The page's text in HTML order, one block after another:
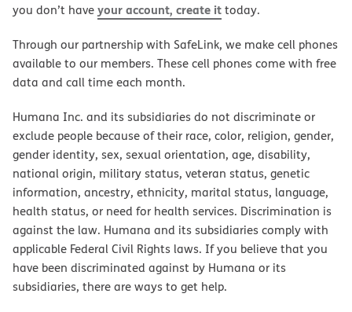
you don’t haveyour account, create ittoday.
Through our partnership with SafeLink, we make cell phones
available to our members. These cell phones come with free
data and call time each month.
Humana Inc. and its subsidiaries do not discriminate or
exclude people because of their race, color, religion, gender,
gender identity, sex, sexual orientation, age, disability,
national origin, military status, veteran status, genetic
information, ancestry, ethnicity, marital status, language,
health status, or need for health services. Discrimination is
against the law. Humana and its subsidiaries comply with
applicable Federal Civil Rights laws. If you believe that you
have been discriminated against by Humana or its
subsidiaries, there are ways to get help.